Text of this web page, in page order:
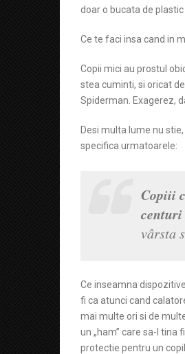
doar o bucata de
Ce te faci insa cand in
Copii mici au prostul
stea cuminti, si oricat
Spiderman. Exagerez,
Desi multa lume nu
specifica urmatoarele:
Copiii
centuri
vârsta
Ce inseamna
fi ca atunci cand
mai multe ori si de
un „ham” care sa-l
protectie pentru un